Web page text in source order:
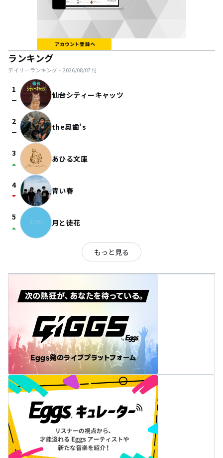
ランキング
デイリーランキング・ 2026/08/07付
1
check_indeterminate_small 仙台シティーキャッツ
2
check_indeterminate_small the奥歯's
3
arrow_drop_up あひる文庫
4
arrow_drop_down 青い春
5
arrow_drop_up 月と徒花
もっと見る